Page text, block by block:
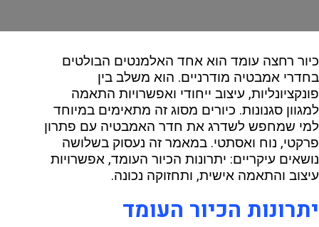
כיור רחצה עומד הוא אחד האלמנטים הבולטים
בחדרי אמבטיה מודרניים. הוא משלב בין
פונקציונליות, עיצוב ייחודי ואפשרויות התאמה
למגוון סגנונות. כיורים מסוג זה מתאימים במיוחד
למי שמחפש לשדרג את חדר האמבטיה עם פתרון
פרקטי, נוח ואסתטי. במאמר זה נעסוק בשלושה
נושאים עיקריים: יתרונות הכיור העומד, אפשרויות
עיצוב והתאמה אישית, ותחזוקה נכונה.
יתרונות הכיור העומד